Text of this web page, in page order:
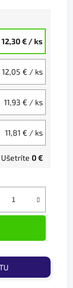
12,30 € / ks
12,05 € / ks
11,93 € / ks
11,81 € / ks
Ušetríte 0 €